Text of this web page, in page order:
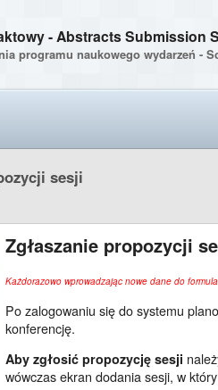
- Abstracts Submission
programu naukowego wydarzeń -
sesji
Zgłaszanie propozycji
Każdorazowo wprowadzając nowe dane do
Po zalogowaniu się do systemu
konferencję.
Aby zgłosić propozycję sesji
wówczas ekran dodania sesji, w